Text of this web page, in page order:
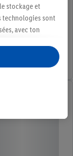
stockage et
technologies sont
avec ton
et à
programme Lidl
d'achat en
finalités